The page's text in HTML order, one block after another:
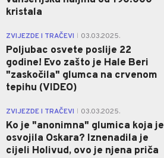
kristala
ZVIJEZDE I TRAČEVI 03.03.2025.
Poljubac osvete poslije 22
godine! Evo zašto je Hale Beri
"zaskočila" glumca na crvenom
tepihu (VIDEO)
ZVIJEZDE I TRAČEVI 03.03.2025.
Ko je "anonimna" glumica koja je
osvojila Oskara? Iznenadila je
cijeli Holivud, ovo je njena priča